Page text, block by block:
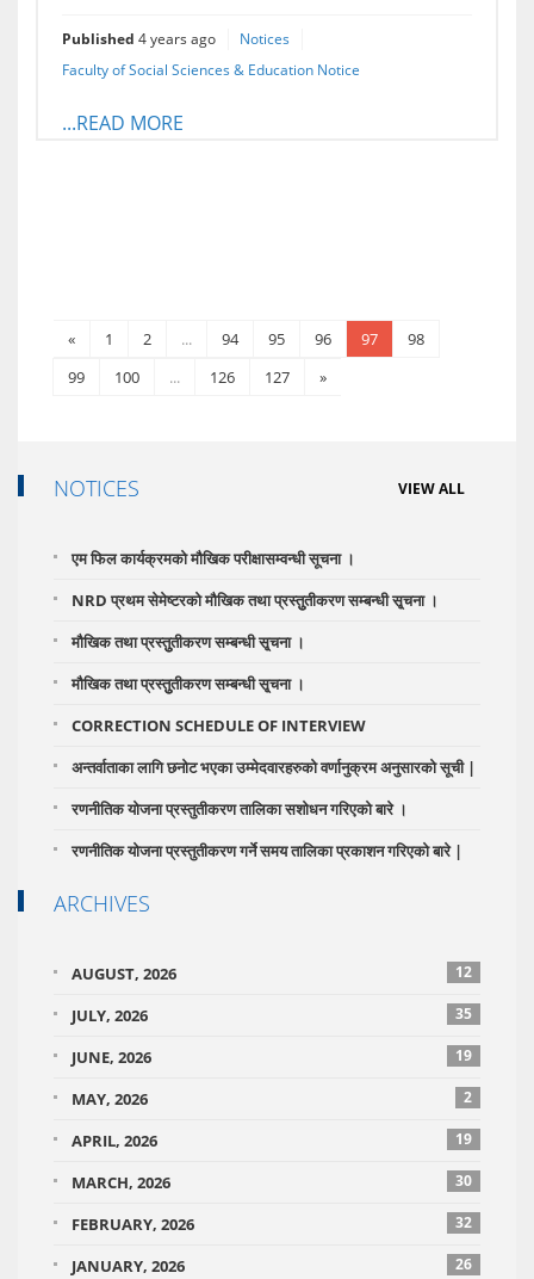
Published 4 years ago
Notices
Faculty of Social Sciences & Education Notice
...READ MORE
« 1 2 ... 94 95 96 97
98
99
100 ... 126 127 »
NOTICES VIEW ALL
एम फिल कार्यक्रमको मौखिक परीक्षासम्वन्धी सूचना ।
NRD प्रथम सेमेष्टरको मौखिक तथा प्रस्तुुतीकरण सम्बन्धी सृ्चना ।
मौखिक तथा प्रस्तुुतीकरण सम्बन्धी सृ्चना ।
मौखिक तथा प्रस्तुुतीकरण सम्बन्धी सृ्चना ।
CORRECTION SCHEDULE OF INTERVIEW
अन्तर्वाताका लागि छनोट भएका उम्मेदवारहरुको वर्णानुक्रम अनुसारको सूची |
रणनीतिक योजना प्रस्तुतीकरण तालिका स‌शोधन गरिएको बारे ।
रणनीतिक योजना प्रस्तुतीकरण गर्ने समय तालिका प्रकाशन गरिएको बारे |
ARCHIVES
AUGUST, 2026 12
JULY, 2026 35
JUNE, 2026 19
MAY, 2026 2
APRIL, 2026 19
MARCH, 2026 30
FEBRUARY, 2026 32
JANUARY, 2026 26